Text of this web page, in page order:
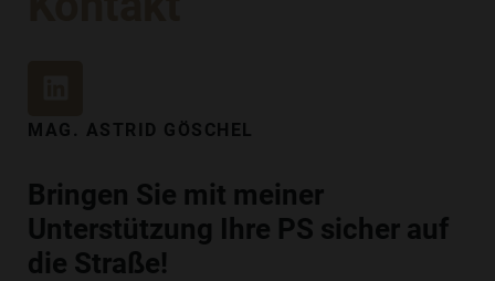
N
E
D
I
N
MAG. ASTRID GÖSCHEL
Bringen Sie mit meiner
Unterstützung Ihre PS sicher auf
die Straße!